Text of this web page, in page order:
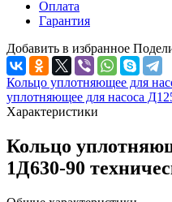
Оплата
Гарантия
Добавить в избранное
Кольцо уплотняющее для
уплотняющее для насоса
Характеристики
Кольцо
1Д630-90